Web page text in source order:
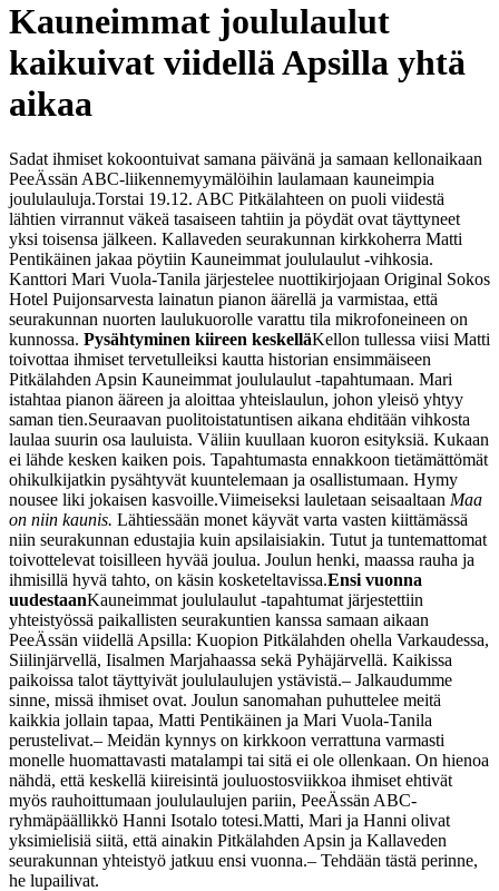
Kauneimmat joululaulut
kaikuivat viidellä Apsilla yhtä
aikaa
Sadat ihmiset kokoontuivat samana päivänä ja samaan kellonaikaan
PeeÄssän ABC-liikennemyymälöihin laulamaan kauneimpia
joululauluja.Torstai 19.12. ABC Pitkälahteen on puoli viidestä
lähtien virrannut väkeä tasaiseen tahtiin ja pöydät ovat täyttyneet
yksi toisensa jälkeen. Kallaveden seurakunnan kirkkoherra Matti
Pentikäinen jakaa pöytiin Kauneimmat joululaulut -vihkosia.
Kanttori Mari Vuola-Tanila järjestelee nuottikirjojaan Original Sokos
Hotel Puijonsarvesta lainatun pianon äärellä ja varmistaa, että
seurakunnan nuorten laulukuorolle varattu tila mikrofoneineen on
kunnossa. Pysähtyminen kiireen keskelläKellon tullessa viisi Matti
toivottaa ihmiset tervetulleiksi kautta historian ensimmäiseen
Pitkälahden Apsin Kauneimmat joululaulut -tapahtumaan. Mari
istahtaa pianon ääreen ja aloittaa yhteislaulun, johon yleisö yhtyy
saman tien.Seuraavan puolitoistatuntisen aikana ehditään vihkosta
laulaa suurin osa lauluista. Väliin kuullaan kuoron esityksiä. Kukaan
ei lähde kesken kaiken pois. Tapahtumasta ennakkoon tietämättömät
ohikulkijatkin pysähtyvät kuuntelemaan ja osallistumaan. Hymy
nousee liki jokaisen kasvoille.Viimeiseksi lauletaan seisaaltaan Maa
on niin kaunis. Lähtiessään monet käyvät varta vasten kiittämässä
niin seurakunnan edustajia kuin apsilaisiakin. Tutut ja tuntemattomat
toivottelevat toisilleen hyvää joulua. Joulun henki, maassa rauha ja
ihmisillä hyvä tahto, on käsin kosketeltavissa.Ensi vuonna
uudestaanKauneimmat joululaulut -tapahtumat järjestettiin
yhteistyössä paikallisten seurakuntien kanssa samaan aikaan
PeeÄssän viidellä Apsilla: Kuopion Pitkälahden ohella Varkaudessa,
Siilinjärvellä, Iisalmen Marjahaassa sekä Pyhäjärvellä. Kaikissa
paikoissa talot täyttyivät joululaulujen ystävistä.– Jalkaudumme
sinne, missä ihmiset ovat. Joulun sanomahan puhuttelee meitä
kaikkia jollain tapaa, Matti Pentikäinen ja Mari Vuola-Tanila
perustelivat.– Meidän kynnys on kirkkoon verrattuna varmasti
monelle huomattavasti matalampi tai sitä ei ole ollenkaan. On hienoa
nähdä, että keskellä kiireisintä jouluostosviikkoa ihmiset ehtivät
myös rauhoittumaan joululaulujen pariin, PeeÄssän ABC-
ryhmäpäällikkö Hanni Isotalo totesi.Matti, Mari ja Hanni olivat
yksimielisiä siitä, että ainakin Pitkälahden Apsin ja Kallaveden
seurakunnan yhteistyö jatkuu ensi vuonna.– Tehdään tästä perinne,
he lupailivat.